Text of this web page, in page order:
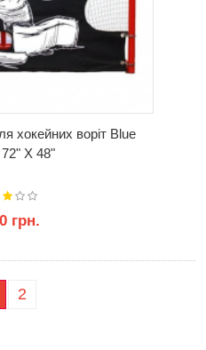
хокейних воріт Blue
X 48"
грн.
2